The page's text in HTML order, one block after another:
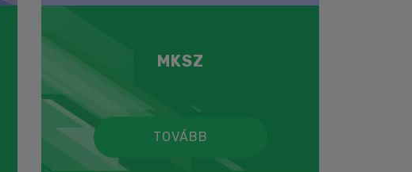
MKSZ
TOVÁBB